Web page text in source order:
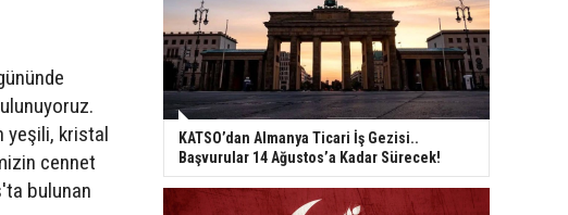
yeşili, kristal
cennet
bulunan
KATSO’dan Almanya Ticari İş Gezisi..
Başvurular 14 Ağustos’a Kadar Sürecek!